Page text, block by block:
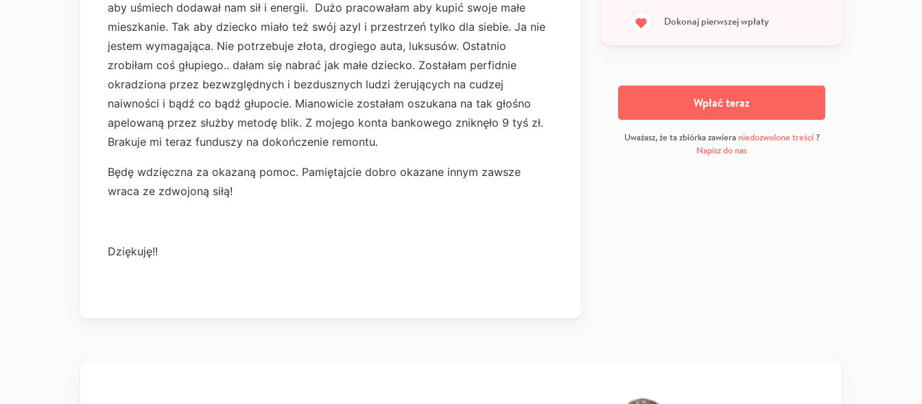
aby uśmiech dodawał nam sił i energii. Dużo pracowałam aby kupić swoje małe
mieszkanie. Tak aby dziecko miało też swój azyl i przestrzeń tylko dla siebie. Ja nie
jestem wymagająca. Nie potrzebuje złota, drogiego auta, luksusów. Ostatnio
zrobiłam coś głupiego.. dałam się nabrać jak małe dziecko. Zostałam perfidnie
okradziona przez bezwzględnych i bezdusznych ludzi żerujących na cudzej
naiwności i bądź co bądź głupocie. Mianowicie zostałam oszukana na tak głośno
apelowaną przez służby metodę blik. Z mojego konta bankowego zniknęło 9 tyś zł.
Brakuje mi teraz funduszy na dokończenie remontu.
Będę wdzięczna za okazaną pomoc. Pamiętajcie dobro okazane innym zawsze
wraca ze zdwojoną siłą!
Dziękuję!!
Dokonaj pierwszej wpłaty
Wpłać teraz
Uważasz, że ta zbiórka zawiera niedozwolone treści?
Napisz do nas